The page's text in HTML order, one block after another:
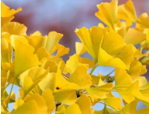
期待孩子準備的驚喜，小
揭露以下4個星座爸爸，
及，內心戲更是多到可
年千萬別再被他們假裝